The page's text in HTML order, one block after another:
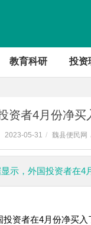
教育科研 投资
资者4月份净买
2023-05-31 / 魏县便民网
示，外国投资者在
资者在4月份净买